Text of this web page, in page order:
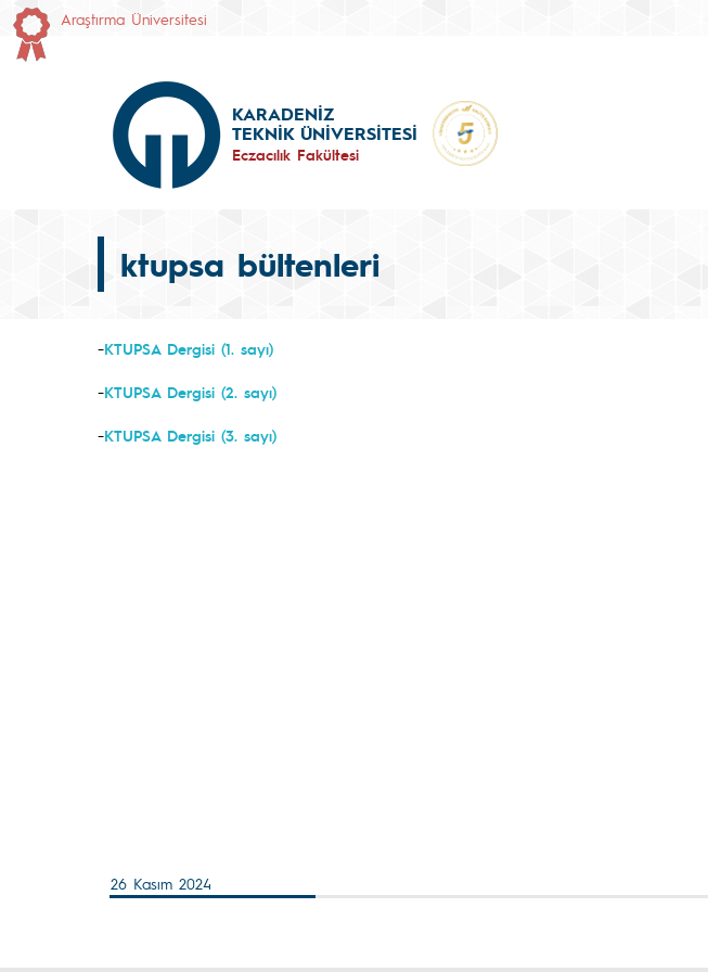
Araştırma Üniversitesi
KARADENİZ
TEKNİK ÜNİVERSİTESİ
Eczacılık Fakültesi
ktupsa bültenleri
-KTUPSA Dergisi (1. sayı)
-KTUPSA Dergisi (2. sayı)
-KTUPSA Dergisi (3. sayı)
26 Kasım 2024